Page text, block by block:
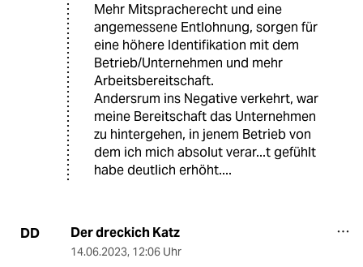
Mehr Mitspracherecht und eine
angemessene Entlohnung, sorgen für
eine höhere Identifikation mit dem
Betrieb/Unternehmen und mehr
Arbeitsbereitschaft.
Andersrum ins Negative verkehrt, war
meine Bereitschaft das Unternehmen
zu hintergehen, in jenem Betrieb von
dem ich mich absolut verar...t gefühlt
habe deutlich erhöht....
DD Der dreckich Katz
14.06.2023, 12:06 Uhr